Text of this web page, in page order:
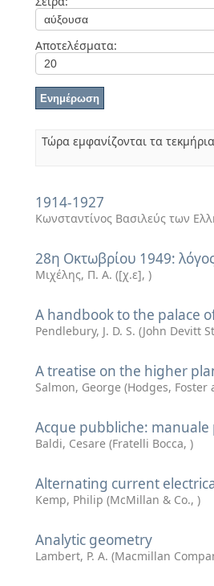
Αποτελέσματα:
Τώρα εμφανίζονται τα
1914-1927
Κωνσταντίνος Βασιλεύς των
28η Οκτωβρίου 1949:
Μιχέλης, Π. Α. ([χ.ε], )
A handbook to the palace
Pendlebury, J. D. S. (John Devitt
A treatise on the higher
Salmon, George (Hodges, Foster
Acque pubbliche:
Baldi, Cesare (Fratelli Bocca, )
Alternating current
Kemp, Philip (McMillan & Co., )
Analytic geometry
Lambert, P. A. (Macmillan